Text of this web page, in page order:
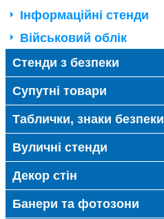
Інформаційні стенди
Військовий облік
Стенди з безпеки
Супутні товари
Таблички, знаки безпеки
Вуличні стенди
Декор стін
Банери та фотозони